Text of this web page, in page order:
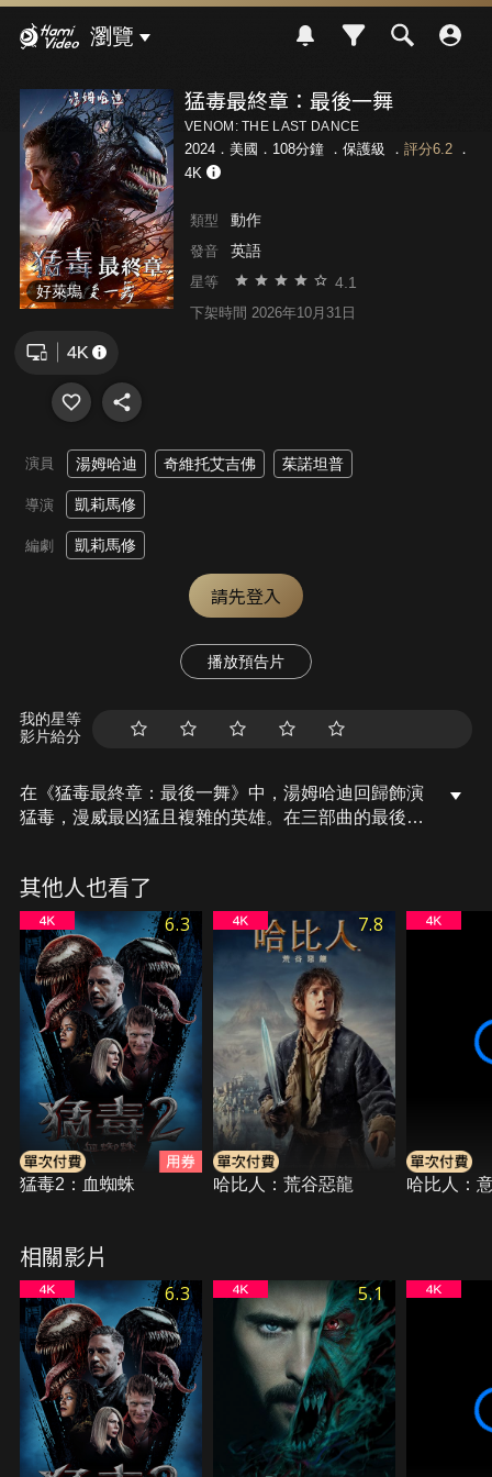
瀏覽
好萊塢
猛毒最終章：最後一舞
VENOM: THE LAST DANCE
2024．美國．108分鐘 ． 保護級 ． 評分6.2．
4K
類型 動作
發音 英語
星等 4.1
下架時間 2026年10月31日
演員 湯姆哈迪 奇維托艾吉佛 茱諾坦普
導演 凱莉馬修
編劇 凱莉馬修
請先登入
播放預告片
我的星等
影片給分
在《猛毒最終章：最後一舞》中，湯姆哈迪回歸飾演
猛毒，漫威最凶猛且複雜的英雄。在三部曲的最後一
痛的抉擇。
其他人也看了
6.3
猛毒2：血蜘蛛
7.8
哈比人：荒谷惡龍 哈比人：
相關影片
6.3 5.1